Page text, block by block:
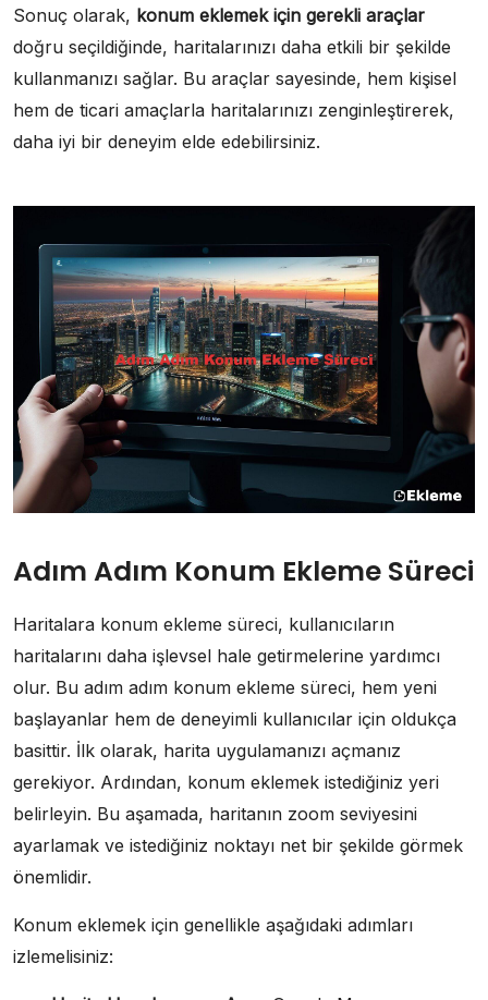
Sonuç olarak, konum eklemek için gerekli araçlar
doğru seçildiğinde, haritalarınızı daha etkili bir şekilde
kullanmanızı sağlar. Bu araçlar sayesinde, hem kişisel
hem de ticari amaçlarla haritalarınızı zenginleştirerek,
daha iyi bir deneyim elde edebilirsiniz.
Adım Adım Konum Ekleme Süreci
Haritalara konum ekleme süreci, kullanıcıların
haritalarını daha işlevsel hale getirmelerine yardımcı
olur. Bu adım adım konum ekleme süreci, hem yeni
başlayanlar hem de deneyimli kullanıcılar için oldukça
basittir. İlk olarak, harita uygulamanızı açmanız
gerekiyor. Ardından, konum eklemek istediğiniz yeri
belirleyin. Bu aşamada, haritanın zoom seviyesini
ayarlamak ve istediğiniz noktayı net bir şekilde görmek
önemlidir.
Konum eklemek için genellikle aşağıdaki adımları
izlemelisiniz: